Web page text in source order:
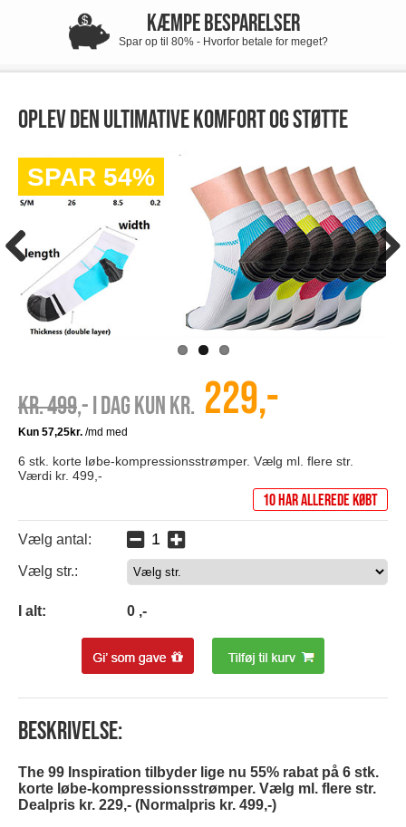
KÆMPE BESPARELSER
Spar op til 80% - Hvorfor betale for meget?
Oplev den ultimative komfort og støtte
SPAR 54%
Kr. 499,- I dag kun kr. 229,-
6 stk. korte løbe-kompressionsstrømper. Vælg ml. flere str.
Værdi kr. 499,-
10 har allerede købt
Vælg antal:
Vælg str.:
I alt: 0 ,-
Beskrivelse:
The 99 Inspiration tilbyder lige nu 55% rabat på 6 stk.
korte løbe-kompressionsstrømper. Vælg ml. flere str.
Dealpris kr. 229,- (Normalpris kr. 499,-)